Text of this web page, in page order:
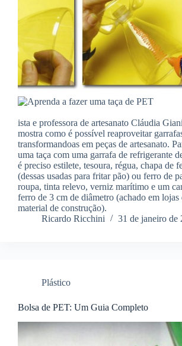
ista e professora de artesanato Cláudia
mostra como é possível reaproveitar
transformandoas em peças de artesanato.
uma taça com uma garrafa de refrigerante
é preciso estilete, tesoura, régua, chapa de
(dessas usadas para fritar pão) ou ferro de
roupa, tinta relevo, verniz marítimo e um
ferro de 3 cm de diâmetro (achado em lojas
material de construção).
Ricardo Ricchini
31 de janeiro de
Plástico
Bolsa de PET: Um Guia Completo